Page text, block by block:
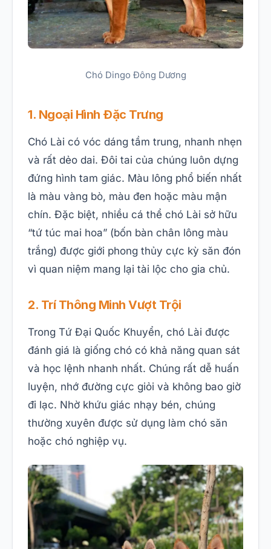
Chó Dingo Đông Dương
1. Ngoại Hình Đặc Trưng
Chó Lài có vóc dáng tầm trung, nhanh nhẹn
và rất dẻo dai. Đôi tai của chúng luôn dựng
đứng hình tam giác. Màu lông phổ biến nhất
là màu vàng bò, màu đen hoặc màu mận
chín. Đặc biệt, nhiều cá thể chó Lài sở hữu
“tứ túc mai hoa” (bốn bàn chân lông màu
trắng) được giới phong thủy cực kỳ săn đón
vì quan niệm mang lại tài lộc cho gia chủ.
2. Trí Thông Minh Vượt Trội
Trong Tứ Đại Quốc Khuyển, chó Lài được
đánh giá là giống chó có khả năng quan sát
và học lệnh nhanh nhất. Chúng rất dễ huấn
luyện, nhớ đường cực giỏi và không bao giờ
đi lạc. Nhờ khứu giác nhạy bén, chúng
thường xuyên được sử dụng làm chó săn
hoặc chó nghiệp vụ.